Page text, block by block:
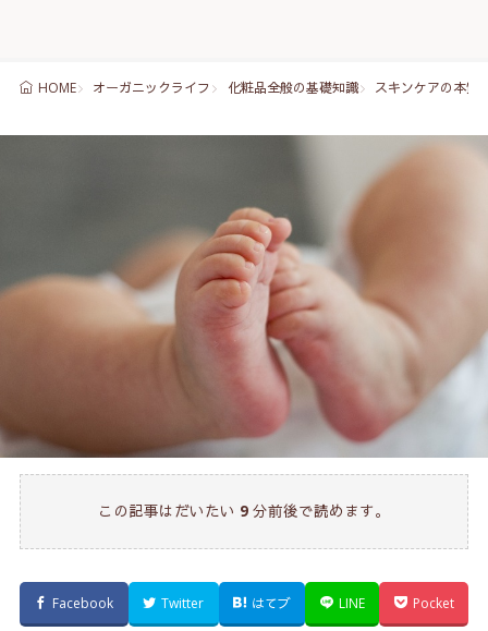
HOME オーガニックライフ 化粧品全般の基礎知識 スキンケアの本質
この記事はだいたい 9 分前後で読めます。
Facebook Twitter はてブ LINE Pocket